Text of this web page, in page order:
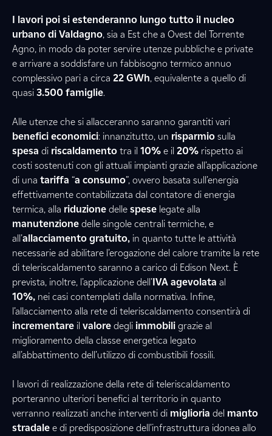
I lavori poi si estenderanno lungo tutto il nucleo
urbano di Valdagno, sia a Est che a Ovest del Torrente
Agno, in modo da poter servire utenze pubbliche e private
e arrivare a soddisfare un fabbisogno termico annuo
complessivo pari a circa 22 GWh, equivalente a quello di
quasi 3.500 famiglie.
Alle utenze che si allacceranno saranno garantiti vari
benefici economici: innanzitutto, un risparmio sulla
spesa di riscaldamento tra il 10% e il 20% rispetto ai
costi sostenuti con gli attuali impianti grazie all’applicazione
di una tariffa “a consumo”, ovvero basata sull’energia
effettivamente contabilizzata dal contatore di energia
termica, alla riduzione delle spese legate alla
manutenzione delle singole centrali termiche, e
all’allacciamento gratuito, in quanto tutte le attività
necessarie ad abilitare l’erogazione del calore tramite la rete
di teleriscaldamento saranno a carico di Edison Next. È
prevista, inoltre, l’applicazione dell’ IVA agevolata al
10%, nei casi contemplati dalla normativa. Infine,
l’allacciamento alla rete di teleriscaldamento consentirà di
incrementare il valore degli immobili grazie al
miglioramento della classe energetica legato
all’abbattimento dell’utilizzo di combustibili fossili.
I lavori di realizzazione della rete di teleriscaldamento
porteranno ulteriori benefici al territorio in quanto
verranno realizzati anche interventi di miglioria del manto
stradale e di predisposizione dell’infrastruttura idonea allo